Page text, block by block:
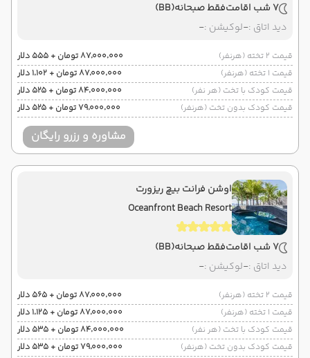
7 شب اقامت فقط صبحانه(BB)
دید اتاق :-لوکیشن :-
قیمت 2 تخته (هرنفر)
۸۷٬۰۰۰٬۰۰۰ تومان + ۵۵۵ دلار
قیمت 1 تخته (هرنفر)
۸۷٬۰۰۰٬۰۰۰ تومان + ۱٬۱۰۲ دلار
قیمت کودک با تخت (هر نفر)
۸۴٬۰۰۰٬۰۰۰ تومان + ۵۲۵ دلار
قیمت کودک بدون تخت (هرنفر)
۷۹٬۰۰۰٬۰۰۰ تومان + ۵۲۵ دلار
مشاوره و رزرو رایگان
اوشن فرانت بیچ ریزورت
Oceanfront Beach Resort
7 شب اقامت فقط صبحانه(BB)
دید اتاق :-لوکیشن :-
قیمت 2 تخته (هرنفر)
۸۷٬۰۰۰٬۰۰۰ تومان + ۵۶۵ دلار
قیمت 1 تخته (هرنفر)
۸۷٬۰۰۰٬۰۰۰ تومان + ۱٬۱۲۵ دلار
قیمت کودک با تخت (هر نفر)
۸۴٬۰۰۰٬۰۰۰ تومان + ۵۳۵ دلار
قیمت کودک بدون تخت (هرنفر)
۷۹٬۰۰۰٬۰۰۰ تومان + ۵۳۵ دلار